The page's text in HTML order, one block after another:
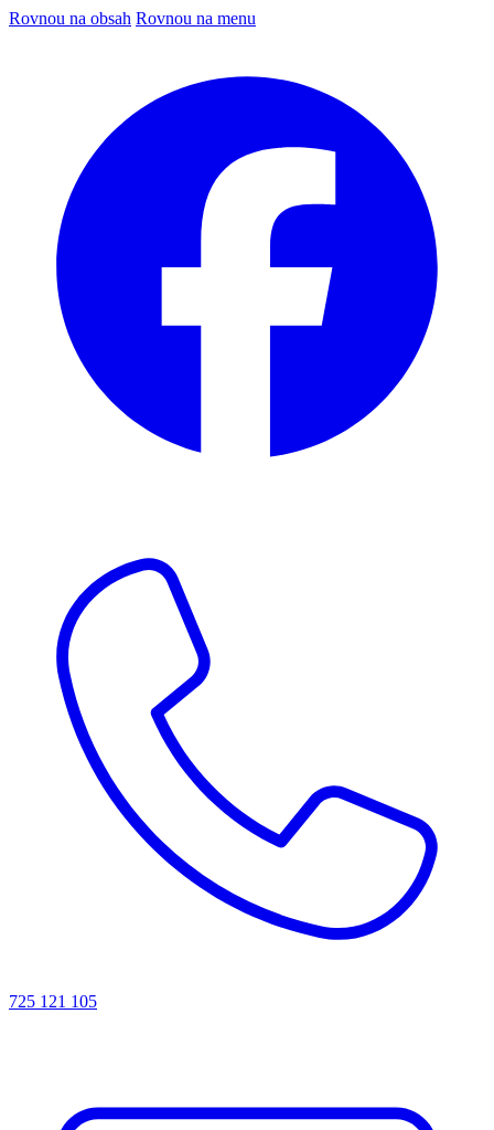
Rovnou na obsah Rovnou na menu
725 121 105